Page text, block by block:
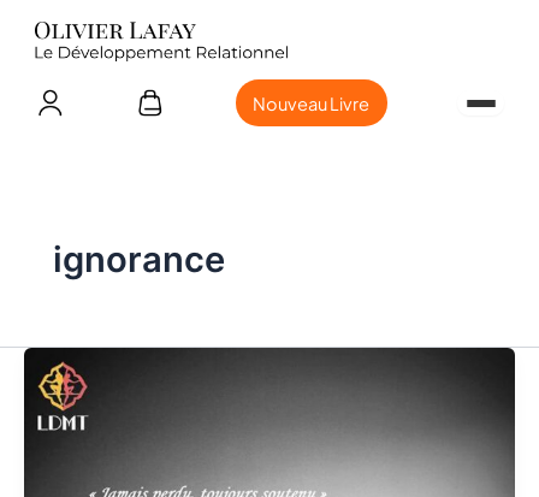
Nouveau Livre
ignorance